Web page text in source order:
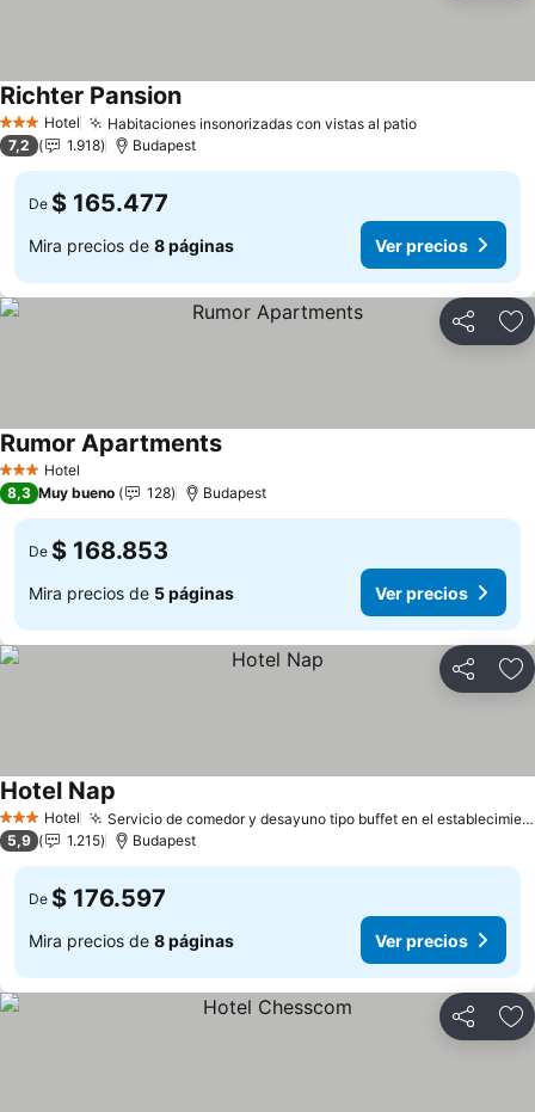
3 Estrellas
Hotel Habitaciones insonorizadas con vistas al patio
Richter Pansion
7,2 1.918 Budapest
De $ 165.477
Mira precios de 8 páginas Ver precios
Compartir
3 Estrellas
Hotel
Rumor Apartments
8,3 Muy bueno 128 Budapest
De $ 168.853
Mira precios de 5 páginas Ver precios
Compartir
3 Estrellas
Hotel Servicio de comedor y desayuno tipo buffet en el establecimiento.
Hotel Nap
5,9 1.215 Budapest
De $ 176.597
Mira precios de 8 páginas Ver precios
Compartir